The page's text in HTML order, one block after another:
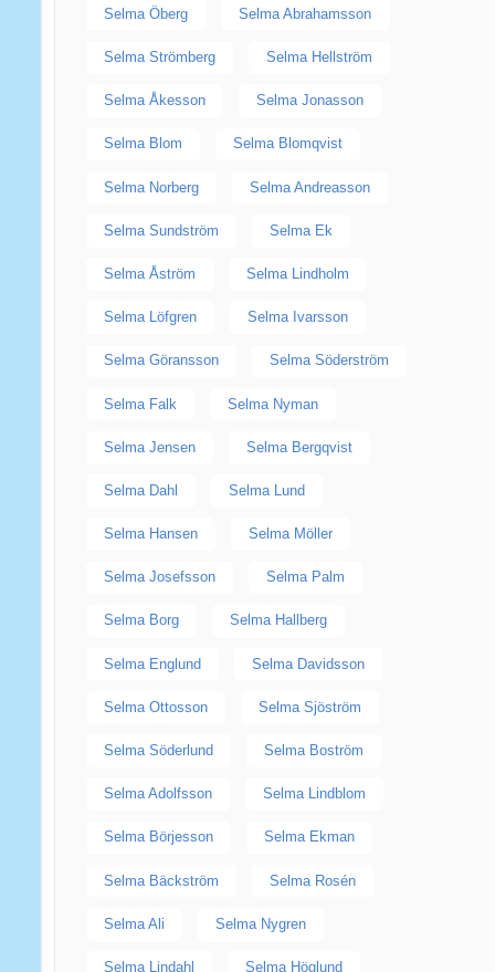
Selma Öberg Selma Abrahamsson
Selma Strömberg Selma Hellström
Selma Åkesson Selma Jonasson
Selma Blom Selma Blomqvist
Selma Norberg Selma Andreasson
Selma Sundström Selma Ek
Selma Åström Selma Lindholm
Selma Löfgren Selma Ivarsson
Selma Göransson Selma Söderström
Selma Falk Selma Nyman
Selma Jensen Selma Bergqvist
Selma Dahl Selma Lund
Selma Hansen Selma Möller
Selma Josefsson Selma Palm
Selma Borg Selma Hallberg
Selma Englund Selma Davidsson
Selma Ottosson Selma Sjöström
Selma Söderlund Selma Boström
Selma Adolfsson Selma Lindblom
Selma Börjesson Selma Ekman
Selma Bäckström Selma Rosén
Selma Ali Selma Nygren
Selma Lindahl Selma Höglund